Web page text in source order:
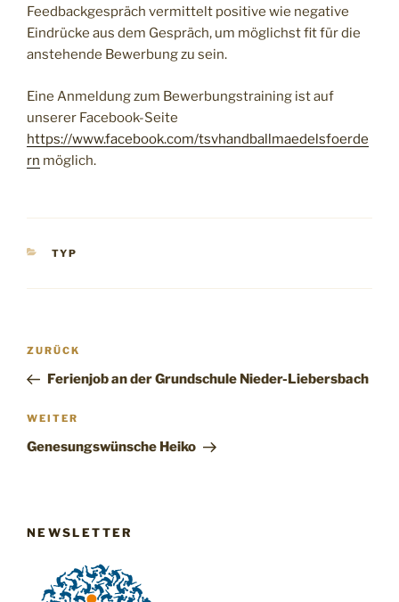
Feedbackgespräch vermittelt positive wie negative
Eindrücke aus dem Gespräch, um möglichst fit für die
anstehende Bewerbung zu sein.
Eine Anmeldung zum Bewerbungstraining ist auf
unserer Facebook-Seite
https://www.facebook.com/tsvhandballmaedelsfoerde
rn möglich.
KATEGORIEN
TYP
Beitragsnavigation
Vorheriger
Beitrag
ZURÜCK
Ferienjob an der Grundschule Nieder-Liebersbach
Nächster
Beitrag
WEITER
Genesungswünsche Heiko
NEWSLETTER